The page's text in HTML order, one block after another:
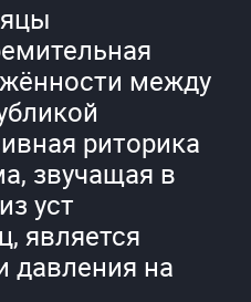
между
риторика
звучащая в
уст
является
давления на